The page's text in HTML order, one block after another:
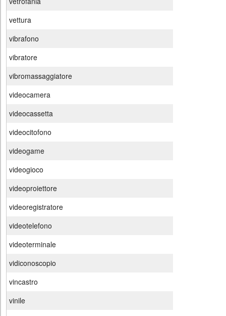
vettura
vibrafono
vibratore
vibromassaggiatore
videocamera
videocassetta
videocitofono
videogame
videogioco
videoproiettore
videoregistratore
videotelefono
videoterminale
vidiconoscopio
vincastro
vinile